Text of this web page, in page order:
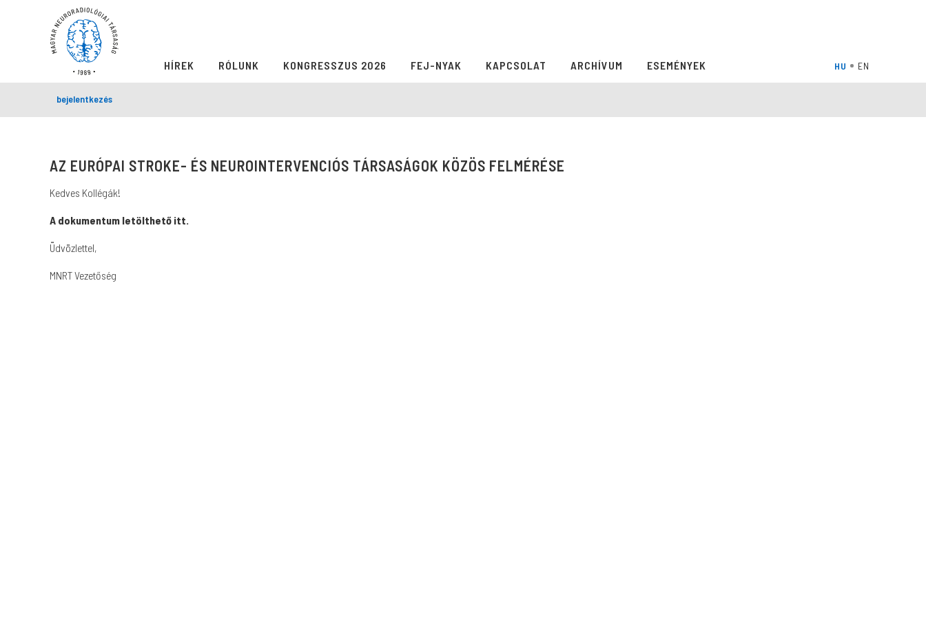
HÍREK RÓLUNK KONGRESSZUS 2026 FEJ-NYAK KAPCSOLAT ARCHÍVUM ESEMÉNYEK
bejelentkezés
AZ EURÓPAI STROKE- ÉS NEUROINTERVENCIÓS TÁRSASÁGOK KÖZÖS FELMÉRÉSE
Kedves Kollégák!
A dokumentum letölthető itt.
Üdvözlettel,
MNRT Vezetőség